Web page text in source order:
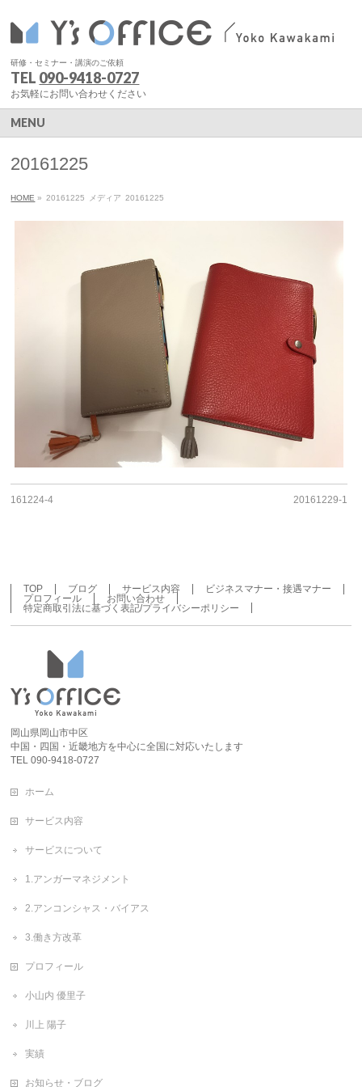
研修・セミナー・講演のご依頼
TEL 090-9418-0727
お気軽にお問い合わせください
MENU
20161225
HOME » 20161225 メディア 20161225
161224-4 20161229-1
TOP ブログ サービス内容
ビジネスマナー・接遇マナー
プロフィール
お問い合わせ
特定商取引法に基づく表記/プライバシーポリシー
岡山県岡山市中区
中国・四国・近畿地方を中心に全国に対応いたします
TEL 090-9418-0727
ホーム
サービス内容
サービスについて
1.アンガーマネジメント
2.アンコンシャス・バイアス
3.働き方改革
プロフィール
小山内 優里子
川上 陽子
実績
お知らせ・ブログ